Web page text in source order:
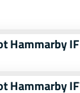
Hammarby
Hammarby